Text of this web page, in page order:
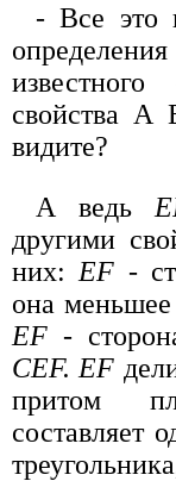
- Все это
свойства А
видите?
А ведь
другими
них: EF -
она
EF -
CEF. EF
притом
составляет